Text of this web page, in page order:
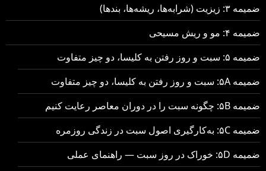
ضمیمه ۳: زیزیت (شرابه‌ها، ریشه‌ها، بندها)
ضمیمه ۴: مو و ریش مسیحی
ضمیمه ۵: سبت و روز رفتن به کلیسا، دو چیز متفاوت
ضمیمه ۵A: سبت و روز رفتن به کلیسا، دو چیز متفاوت
ضمیمه ۵B: چگونه سبت را در دوران معاصر رعایت کنیم
ضمیمه ۵C: به‌کارگیری اصول سبت در زندگی روزمره
ضمیمه ۵D: خوراک در روز سبت — راهنمای عملی